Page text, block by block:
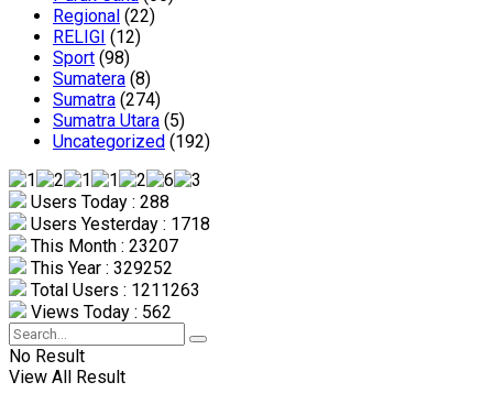
Regional (22)
RELIGI (12)
Sport (98)
Sumatera (8)
Sumatra (274)
Sumatra Utara (5)
Uncategorized (192)
Users Today : 288
Users Yesterday : 1718
This Month : 23207
This Year : 329252
Total Users : 1211263
Views Today : 562
No Result
View All Result